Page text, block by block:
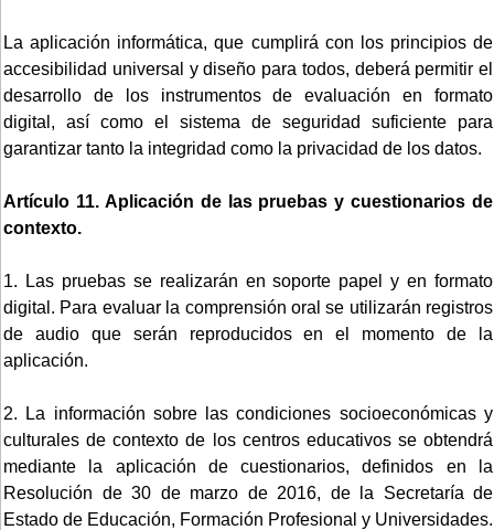
La aplicación informática, que cumplirá con los principios de
accesibilidad universal y diseño para todos, deberá permitir el
desarrollo de los instrumentos de evaluación en formato
digital, así como el sistema de seguridad suficiente para
garantizar tanto la integridad como la privacidad de los datos.
Artículo 11. Aplicación de las pruebas y cuestionarios de
contexto.
1. Las pruebas se realizarán en soporte papel y en formato
digital. Para evaluar la comprensión oral se utilizarán registros
de audio que serán reproducidos en el momento de la
aplicación.
2. La información sobre las condiciones socioeconómicas y
culturales de contexto de los centros educativos se obtendrá
mediante la aplicación de cuestionarios, definidos en la
Resolución de 30 de marzo de 2016, de la Secretaría de
Estado de Educación, Formación Profesional y Universidades.